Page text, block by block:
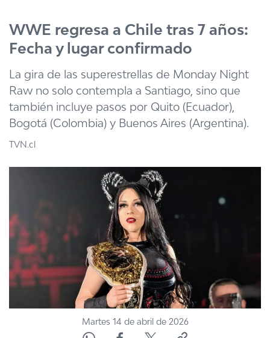
WWE regresa a Chile tras 7 años:
Fecha y lugar confirmado
La gira de las superestrellas de Monday Night
Raw no solo contempla a Santiago, sino que
también incluye pasos por Quito (Ecuador),
Bogotá (Colombia) y Buenos Aires (Argentina).
TVN.cl
Martes 14 de abril de 2026